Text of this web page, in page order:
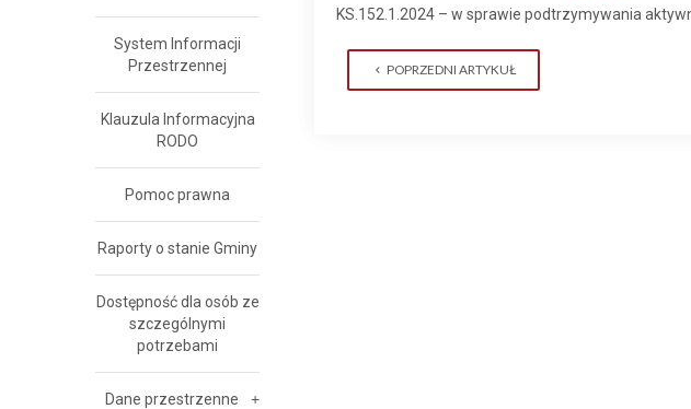
KS.152.1.2024 – w sprawie podtrzymywania
POPRZEDNI ARTYKUŁ
System Informacji
Przestrzennej
Klauzula Informacyjna
RODO
Pomoc prawna
Raporty o stanie Gminy
Dostępność dla osób ze
szczególnymi
potrzebami
Dane przestrzenne